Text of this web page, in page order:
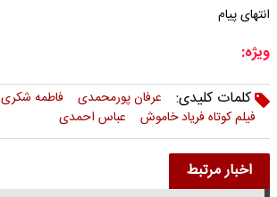
انتهای پیام
ویژه:
کلمات کلیدی:
عرفان پورمحمدی
فاطمه شکری
فیلم کوتاه فریاد خاموش
عباس احمدی
اخبار مرتبط